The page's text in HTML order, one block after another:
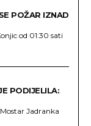
POŽAR IZNAD
od 01:30 sati
PODIJELILA:
Jadranka